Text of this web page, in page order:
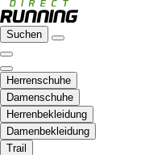
Suchen
Herrenschuhe
Damenschuhe
Herrenbekleidung
Damenbekleidung
Trail